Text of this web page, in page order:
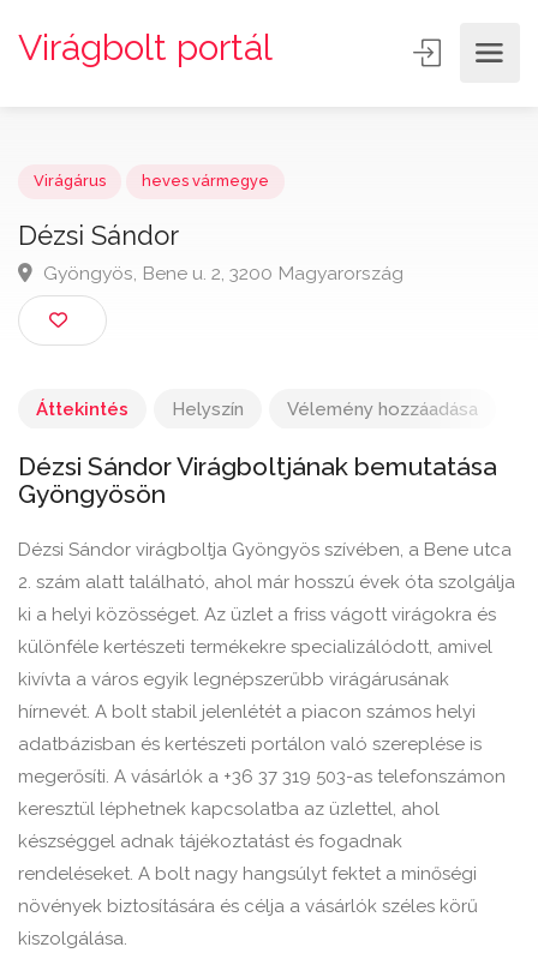
Virágbolt portál
Dézsi Sándor
Gyöngyös, Bene u. 2, 3200 Magyarország
Áttekintés Helyszín Vélemény hozzáadása
Dézsi Sándor Virágboltjának bemutatása
Gyöngyösön
Dézsi Sándor virágboltja Gyöngyös szívében, a Bene utca
2. szám alatt található, ahol már hosszú évek óta szolgálja
ki a helyi közösséget. Az üzlet a friss vágott virágokra és
különféle kertészeti termékekre specializálódott, amivel
kivívta a város egyik legnépszerűbb virágárusának
hírnevét. A bolt stabil jelenlétét a piacon számos helyi
adatbázisban és kertészeti portálon való szereplése is
megerősíti. A vásárlók a +36 37 319 503-as telefonszámon
keresztül léphetnek kapcsolatba az üzlettel, ahol
készséggel adnak tájékoztatást és fogadnak
rendeléseket. A bolt nagy hangsúlyt fektet a minőségi
növények biztosítására és célja a vásárlók széles körű
kiszolgálása.